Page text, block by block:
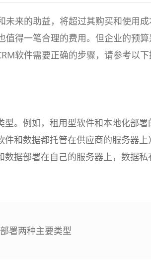
未来的助益，将超过其购买和使用
值得一笔合理的费用。但企业的预
软件需要正确的步骤，请参考以
。例如，租用型软件和本地化部署
和数据都托管在供应商的服务器上
据部署在自己的服务器上，数据私
署两种主要类型